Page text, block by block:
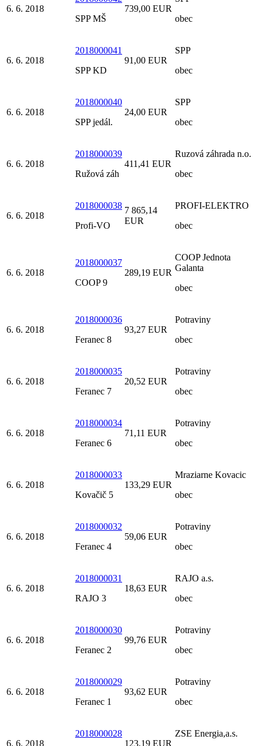
6. 6. 2018
SPP MŠ
739,00 EUR
obec
6. 6. 2018
2018000041
SPP KD
91,00 EUR
SPP
obec
6. 6. 2018
2018000040
SPP jedál.
24,00 EUR
SPP
obec
6. 6. 2018
2018000039
Ružová záh
411,41 EUR
Ruzová záhrada n.o.
obec
6. 6. 2018
2018000038
Profi-VO
7 865,14
EUR
PROFI-ELEKTRO
obec
6. 6. 2018
2018000037
COOP 9
289,19 EUR
COOP Jednota
Galanta
obec
6. 6. 2018
2018000036
Feranec 8
93,27 EUR
Potraviny
obec
6. 6. 2018
2018000035
Feranec 7
20,52 EUR
Potraviny
obec
6. 6. 2018
2018000034
Feranec 6
71,11 EUR
Potraviny
obec
6. 6. 2018
2018000033
Kovačič 5
133,29 EUR
Mraziarne Kovacic
obec
6. 6. 2018
2018000032
Feranec 4
59,06 EUR
Potraviny
obec
6. 6. 2018
2018000031
RAJO 3
18,63 EUR
RAJO a.s.
obec
6. 6. 2018
2018000030
Feranec 2
99,76 EUR
Potraviny
obec
6. 6. 2018
2018000029
Feranec 1
93,62 EUR
Potraviny
obec
6. 6. 2018
2018000028
123,19 EUR
ZSE Energia,a.s.